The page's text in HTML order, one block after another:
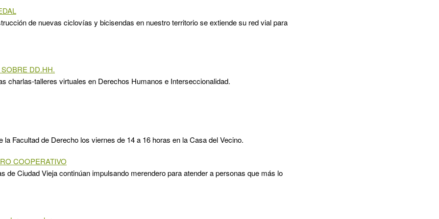
de nuevas ciclovías y bicisendas en nuestro territorio se extiende su red vial para
DD.HH.
charlas-talleres virtuales en Derechos Humanos e Interseccionalidad.
Facultad de Derecho los viernes de 14 a 16 horas en la Casa del Vecino.
COOPERATIVO
de Ciudad Vieja continúan impulsando merendero para atender a personas que más lo